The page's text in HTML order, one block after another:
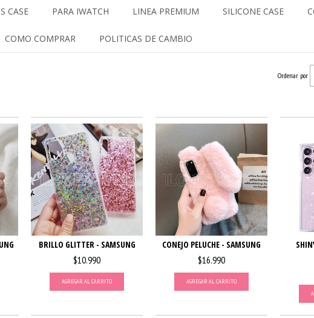
CASE PARA IWATCH LINEA PREMIUM SILICONE CASE
COMO COMPRAR POLITICAS DE CAMBIO
Ordenar por
BRILLO GLITTER - SAMSUNG
$10.990
AGREGAR AL CARRITO
CONEJO PELUCHE - SAMSUNG
$16.990
AGREGAR AL CARRITO